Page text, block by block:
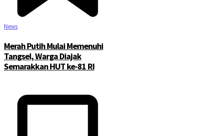
News
Merah Putih Mulai Memenuhi
Tangsel, Warga Diajak
Semarakkan HUT ke-81 RI